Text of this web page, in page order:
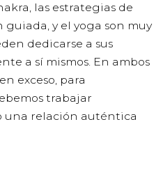
las estrategias de
y el yoga son muy
dedicarse a sus
a sí mismos. En ambos
exceso, para
trabajar
una relación auténtica